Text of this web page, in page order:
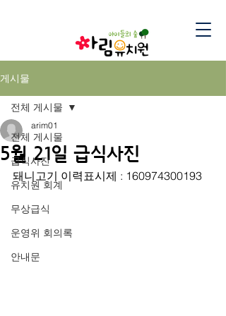
게시물
전체 게시물
급식사진
유치원 회계
무상급식
운영위 회의록
안내문
전체 게시물
5월 21일 급식사진
arim01
돼니고기 이력표시제 : 160974300193